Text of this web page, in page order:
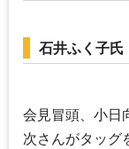
石井ふく子氏
会見冒頭、小日
次さんがタッグ